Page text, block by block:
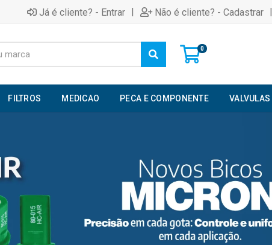
Já é cliente? - Entrar | Não é cliente? - Cadastrar |
0
FILTROS MEDICAO PECA E COMPONENTE VALVULAS